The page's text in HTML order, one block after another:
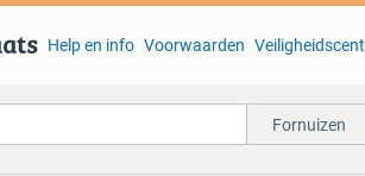
Help en info Voorwaarden
Fornuizen